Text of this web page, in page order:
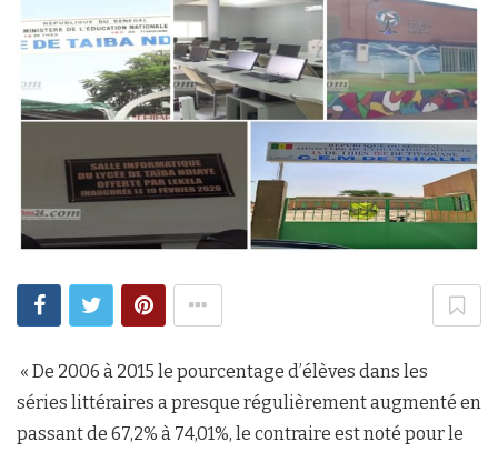
« De 2006 à 2015 le pourcentage d’élèves dans les
séries littéraires a presque régulièrement augmenté en
passant de 67,2% à 74,01%, le contraire est noté pour le